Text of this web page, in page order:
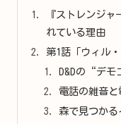
『ストレンジ
れている理由
第1話「ウィル
D&Dの“デモ
電話の雑音と
森で見つかる